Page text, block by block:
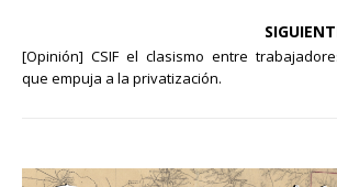
[Opinión] CSIF el clasismo entre
que empuja a la privatización.